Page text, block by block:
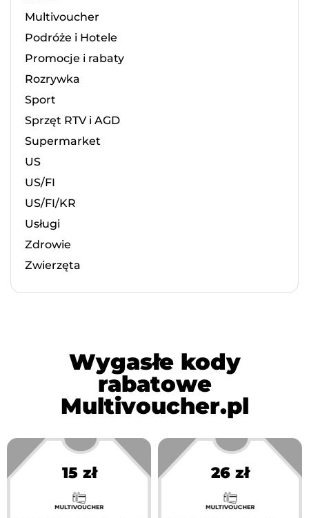
Multivoucher
Podróże i Hotele
Promocje i rabaty
Rozrywka
Sport
Sprzęt RTV i AGD
Supermarket
US
US/FI
US/FI/KR
Usługi
Zdrowie
Zwierzęta
Wygasłe kody
rabatowe
Multivoucher.pl
15 zł 26 zł